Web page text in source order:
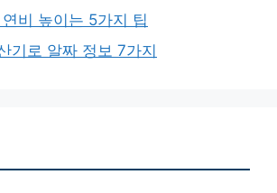
비 높이는 5가지 팁
기로 알짜 정보 7가지